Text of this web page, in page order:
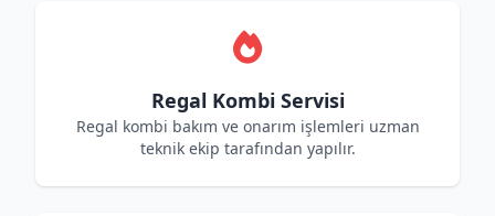
Regal Kombi Servisi
Regal kombi bakım ve onarım işlemleri uzman
teknik ekip tarafından yapılır.